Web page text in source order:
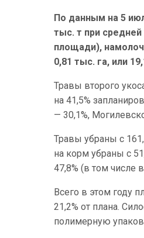
По данным на 5
тыс. т при
площади),
0,81 тыс. га, или
Травы второго
на 41,5%
— 30,1%,
Травы убраны с
на корм убраны с
47,8% (в том числе
Всего в этом году
21,2% от плана.
полимерную